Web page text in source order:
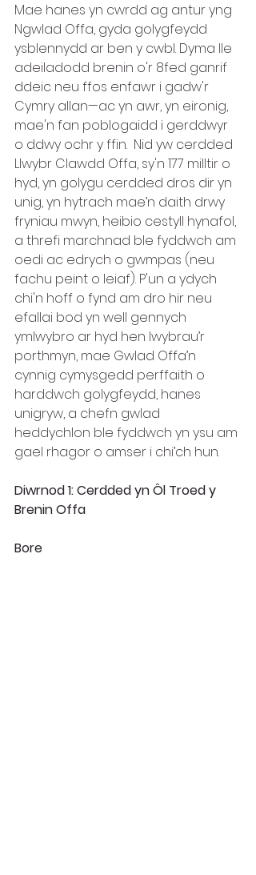
Mae hanes yn cwrdd ag antur yng
Ngwlad Offa, gyda golygfeydd
ysblennydd ar ben y cwbl. Dyma lle
adeiladodd brenin o'r 8fed ganrif
ddeic neu ffos enfawr i gadw'r
Cymry allan—ac yn awr, yn eironig,
mae'n fan poblogaidd i gerddwyr
o ddwy ochr y ffin.  Nid yw cerdded
Llwybr Clawdd Offa, sy'n 177 milltir o
hyd, yn golygu cerdded dros dir yn
unig, yn hytrach mae’n daith drwy
fryniau mwyn, heibio cestyll hynafol,
a threfi marchnad ble fyddwch am
oedi ac edrych o gwmpas (neu
fachu peint o leiaf). P'un a ydych
chi'n hoff o fynd am dro hir neu
efallai bod yn well gennych
ymlwybro ar hyd hen lwybrau’r
porthmyn, mae Gwlad Offa’n
cynnig cymysgedd perffaith o
harddwch golygfeydd, hanes
unigryw, a chefn gwlad
heddychlon ble fyddwch yn ysu am
gael rhagor o amser i chi’ch hun.
Diwrnod 1: Cerdded yn Ôl Troed y
Brenin Offa
Bore